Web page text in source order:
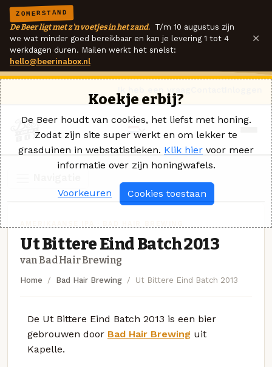
ZOMERSTAND
De Beer ligt met z'n voetjes in het zand. T/m 10 augustus zijn
we wat minder goed bereikbaar en kan je levering 1 tot 4
werkdagen duren. Mailen werkt het snelst:
hello@beerinabox.nl
×
Ut Bittere Eind Batch 2013
van Bad Hair Brewing
Home Bad Hair Brewing Ut Bittere Eind Batch 2013
De Ut Bittere Eind Batch 2013 is een bier
gebrouwen door Bad Hair Brewing uit
Kapelle.
Koekje erbij?
De Beer houdt van cookies, het liefst met honing.
Zodat zijn site super werkt en om lekker te
grasduinen in webstatistieken. Klik hier voor meer
informatie over zijn honingwafels.
Voorkeuren Cookies toestaan